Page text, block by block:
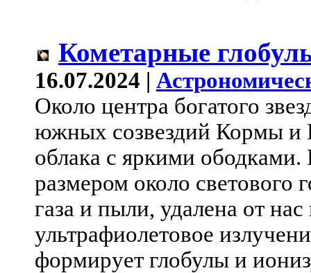
Кометарные
16.07.2024 |
Около центра богатого
южных созвездий Кормы и
облака с яркими
размером около светового
газа и пыли, удалена от
ультрафиолетовое
формирует глобулы и